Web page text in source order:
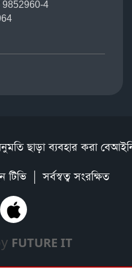
9852960-4
ছাড়া ব্যবহার করা
টিভি| সর্বস্বত্ব সংরক্ষিত
FUTURE IT